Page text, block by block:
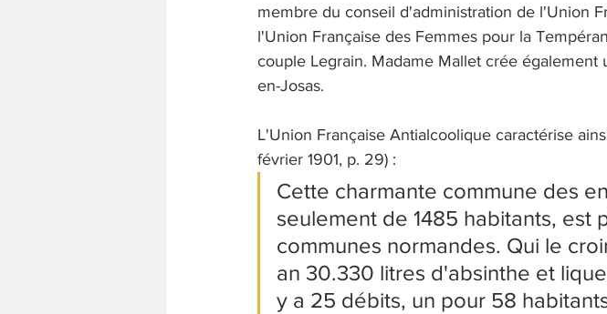
membre du conseil d'administration de l'Union
l'Union Française des Femmes pour la
couple Legrain. Madame Mallet crée
en-Josas.
L'Union Française Antialcoolique caractérise
février 1901, p. 29) :
Cette charmante commune des
seulement de 1485 habitants, est
communes normandes. Qui le
an 30.330 litres d'absinthe et
y a 25 débits, un pour 58